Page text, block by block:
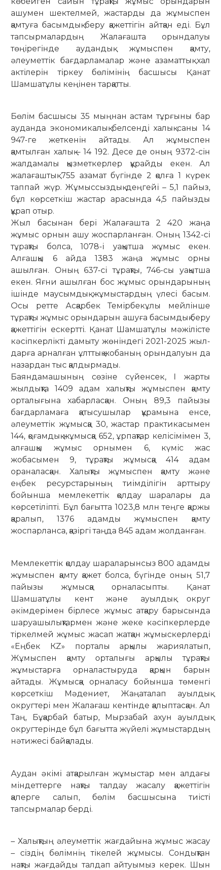
ашумен шектелмей, жастарды да жұмыспен
қамтуға басымдық беру қажеттігін айтқан еді. Бұл
тапсырмалардың Жалағашта орындалуы
төңірегінде аудандық жұмыспен қамту,
әлеуметтік бағдарламалар және аза­маттық хал
актілерін тіркеу бөлімінің бас­шысы Қанат
Шамшатұлы кеңінен тарқатты.
Бөлім басшысы 35 мыңнан астам тұрғыны бар
ауданда экономикалық белсенді халық саны 14
947-ге жеткенін айтады. Ал жұмыспен
қамтылған халық – 14 192. Десе де оның 9372-сін
жалдамалы қызметкерлер құрайды екен. Ал
жалағаштық 755 азамат бүгінде 2 қолға 1 күрек
таппай жүр. Жұмыссыздық дең­гейі – 5,1 пайыз,
бұл көрсеткіш жастар ара­сында 4,5 пайызды
құрап отыр.
Жыл басынан бері Жалағашта 2 420 жаңа
жұмыс орнын ашу жоспарланған. Оның 1342-сі
тұрақты болса, 1078-і уақытша жұмыс екен.
Алғашқы 6 айда 1383 жаңа жұмыс ор­ны
ашылған. Оның 637-сі тұрақты, 746-сы уақытша
екен. Яғни ашылған бос жұмыс орындарының
ішінде маусымдық жұмыс­тар­дың үлесі басым.
Осы ретте Асқарбек Темірбекұлы мейлінше
тұрақты жұмыс орын­дарын ашуға басымдық беру
қажеттігін ескертті. Қанат Шамшатұлы мәжілісте
кә­сіп­­керлікті дамыту жөніндегі 2021-2025 жыл­
дарға арналған ұлттық жобаның орын­далуын да
назардан тыс қалдырмады.
Баяндамашының сөзіне сүйенсек, І жарты
жылдықта 1409 адам халықты жұмыспен қамту
орталығына хабарласқан. Оның 89,3 пайызы
бағдарламаға қатысушылар құра­мына енсе,
әлеуметтік жұмысқа 30, жастар практикасымен
144, қоғамдық жұмысқа 652, ұр­пақтар келісімімен 3,
алғашқы жұмыс ор­ны­мен 6, күміс жас
жобасымен 9, тұрақты жұмысқа 414 адам
ораналасқан. Халықты жұмыспен қамту және
еңбек ресурстарының тиімділігін арттыру
бойынша мемлекеттік қолдау шаралары да
көрсетіліпті. Бұл ба­ғытта 1023,8 млн теңге қаржы
қаралып, 1376 адамды жұмыспен қамту
жоспарланса, қа­зіргі таңда 845 адам жолданған.
Мемлекеттік қолдау шараларынсыз 800 адамды
жұмыспен қамту қажет болса, бүгінде оның 51,7
пайызы жұмысқа орналасыпты. Қанат
Шамшатұлы кент және ауылдық ок­руг
әкімдерімен бірлесе жұмыс атқару ба­ры­сында
шаруашылықтармен және жеке кәсіпкерлерде
тіркелмей жұмыс жасап жатқан жұмыскерлерді
«Еңбек КZ» порталы арқылы жариялатып,
Жұмыспен қамту орталығы арқылы тұрақты
жұмыстарға орналастыруда қарқын барын
айтады. Жұмысқа орналасу бойынша төменгі
көрсеткіш Мәдениет, Жаңа­талап ауылдық
округтері мен Жалағаш кен­тінде қалыптасқан. Ал
Таң, Бұқарбай батыр, Мырзабай ахун ауылдық
округтерінде бұл бағытта жүйелі жұмыстардың
нәтижесі бай­қалады.
Аудан әкімі атқарылған жұмыстар мен алдағы
міндеттерге нақты талдау жасалу қажеттігін
қаперге салып, бөлім басшысына тиісті
тапсырмалар берді.
– Халықтың әлеуметтік жағдайына жұ­мыс жасау
– сіздің бөлімнің тікелей жұмысы. Сондықтан
нақты жағдайды талдап ай­туымыз керек. Шын